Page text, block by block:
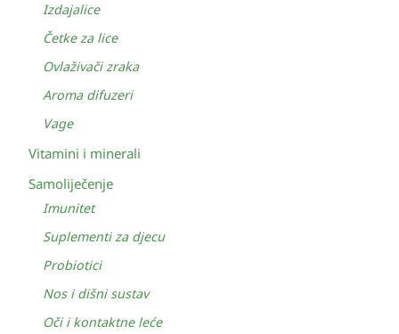
Izdajalice
Četke za lice
Ovlaživači zraka
Aroma difuzeri
Vage
Vitamini i minerali
Samoliječenje
Imunitet
Suplementi za djecu
Probiotici
Nos i dišni sustav
Oči i kontaktne leće